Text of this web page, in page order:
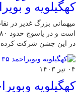
کهگیلویه و
میهمانی بزرگ غدیر در
در این جشن شرکت کرده
۰۴ تیر ۱۴۰۳